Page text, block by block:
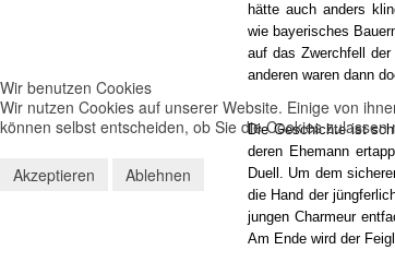
hätte auch anders
wie bayerisches
auf das Zwerchfell
anderen waren dann
Die Geschichte ist
deren Ehemann
Duell. Um dem
die Hand der
jungen Charmeur
Am Ende wird der
Wir benutzen Cookies
Wir nutzen Cookies auf unserer Website. Einige von
können selbst entscheiden, ob Sie die Cookies
Akzeptieren
Ablehnen